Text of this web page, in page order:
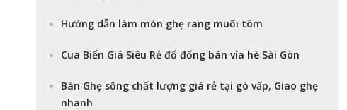
Hướng dẫn làm món ghẹ rang muối tôm
Cua Biển Giá Siêu Rẻ đổ đống bán vỉa hè Sài Gòn
Bán Ghẹ sống chất lượng giá rẻ tại gò vấp, Giao ghẹ
nhanh